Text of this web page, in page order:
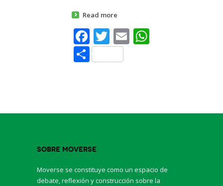
Read more
Facebook
Twitter
Email
Share
Sobre Moverse
Moverse se constituye como un espacio de
debate, reflexión y construcción sobre la